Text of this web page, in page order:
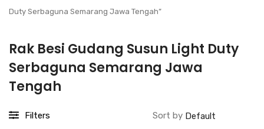
Duty Serbaguna Semarang Jawa Tengah”
Rak Besi Gudang Susun Light Duty
Serbaguna Semarang Jawa
Tengah
Filters Sort by